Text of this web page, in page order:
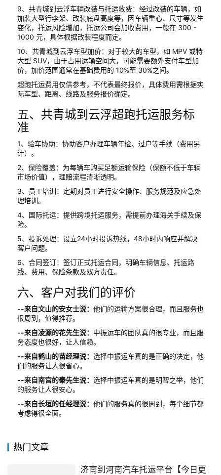
9、共青城到云浮车辆改装与托运收费：经过改装的车辆，如
加装大型行李架、改装底盘高度等，因车辆重心、尺寸等发生
变化，托运风险增加，托运公司会加收费用，一般在 300 -
1000 元，具体根据改装程度而定。
10、共青城到云浮车型加价：对于较大的车型，如 MPV 或特
大型 SUV，由于占用运输空间大，可能需要额外支付车型加
价，加价范围通常在基础费用的 10%至 30%之间。
超跑托运费用仅供参考，不代表最终报价，具体费用需根据实
际车型、距离、线路及服务报价确定。
五、共青城到云浮超跑托运服务标
准
1、验车协助：协助客户办理车辆年检、过户等手续（费用另
计）。
2、保险覆盖：为每辆车购买足额运输保险（保额不低于车辆
市场价值），理赔流程清晰透明。
3、员工培训：定期对员工进行安全操作、服务规范及应急处
理培训。
4、国际托运：提供跨境托运服务，需提前办理海关手续及保
险。
5、投诉处理：设立24小时投诉热线，48小时内响应并解决
客户问题。
6、合同签订：签订正式托运合同，明确车辆信息、托运路
线、费用、保险条款及双方责任。
六、客户对我们的评价
--来自文山的安女士说： 他们的运输方案很合理，而且服务也
很周到，值得推荐。
--来自凌源的花先生说： 中振运车的团队真的很专业，而且服
务态度也很好，让人信赖。
--来自鹤山的苗经理说： 选择中振运车真的是正确的决定，他
们的服务让人很省心。
--来自南宫的秦先生说： 选择中振运车真的是明智之举，他们
的服务让人很安心。
--来自长垣的任经理说： 他们的服务真的很周到，每个细节都
考虑得很全面。
热门文章
济南到河南汽车托运平台【今日更